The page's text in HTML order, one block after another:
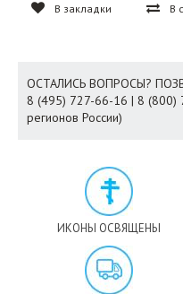
В закладки В
ОСТАЛИСЬ ВОПРОСЫ?
8 (495) 727-66-16 | 8 (800)
регионов России)
ИКОНЫ ОСВЯЩЕНЫ